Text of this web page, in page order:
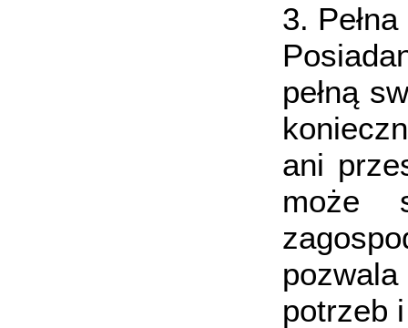
3.
pełną
ani
może
potrzeb